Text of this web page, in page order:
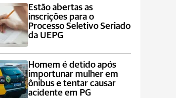
Estão abertas as
inscrições para o
Processo Seletivo Seriado
da UEPG
Homem é detido após
importunar mulher em
ônibus e tentar causar
acidente em PG